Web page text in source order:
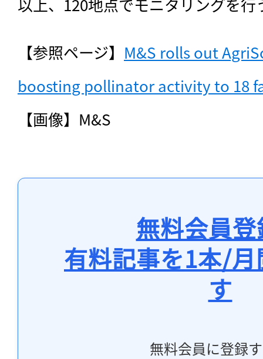
【参照ページ】 M&S rolls out
boosting pollinator activity to 18
【画像】M&S
無料会員
有料記事を1本/
す
無料会員に登録